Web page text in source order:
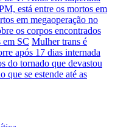
está entre os mortos em
em megaoperação no
os corpos encontrados
em SC Mulher trans é
após 17 dias internada
do tornado que devastou
que se estende até as